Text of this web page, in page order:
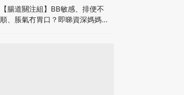
【腸道關注組】BB敏感、排便不
順、脹氣冇胃口？即睇資深媽媽分